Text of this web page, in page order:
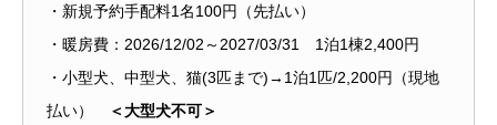
・新規予約手配料1名100円（先払い）
・暖房費：2026/12/02～2027/03/31 1泊1棟2,400円
・小型犬、中型犬、猫(3匹まで)→1泊1匹/2,200円（現地
払い）
＜大型犬不可＞